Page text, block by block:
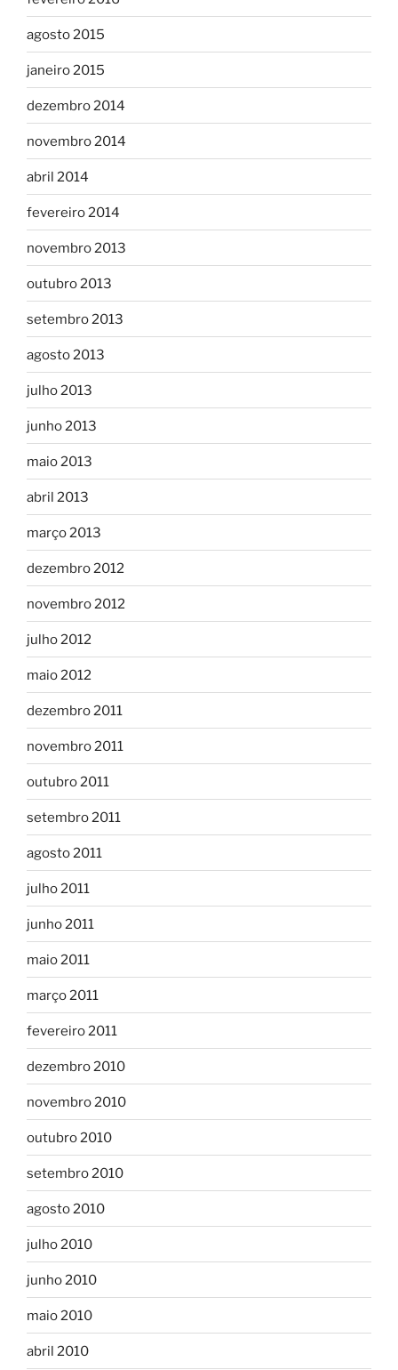
agosto 2015
janeiro 2015
dezembro 2014
novembro 2014
abril 2014
fevereiro 2014
novembro 2013
outubro 2013
setembro 2013
agosto 2013
julho 2013
junho 2013
maio 2013
abril 2013
março 2013
dezembro 2012
novembro 2012
julho 2012
maio 2012
dezembro 2011
novembro 2011
outubro 2011
setembro 2011
agosto 2011
julho 2011
junho 2011
maio 2011
março 2011
fevereiro 2011
dezembro 2010
novembro 2010
outubro 2010
setembro 2010
agosto 2010
julho 2010
junho 2010
maio 2010
abril 2010